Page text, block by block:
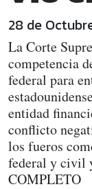
28 de
La Corte
competencia
federal para
entidad
conflicto
los fueros
federal y civil
COMPLETO